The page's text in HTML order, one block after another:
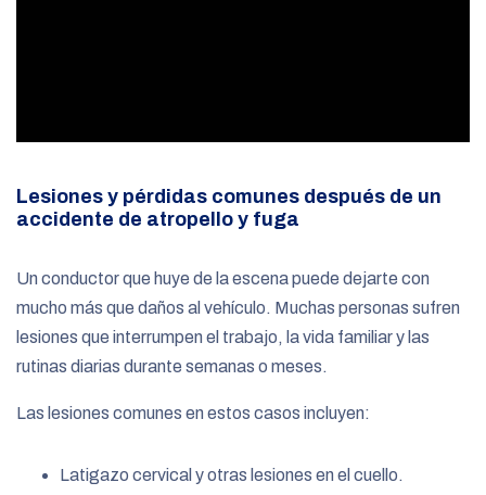
Lesiones y pérdidas comunes después de un
accidente de atropello y fuga
Un conductor que huye de la escena puede dejarte con
mucho más que daños al vehículo. Muchas personas sufren
lesiones que interrumpen el trabajo, la vida familiar y las
rutinas diarias durante semanas o meses.
Las lesiones comunes en estos casos incluyen:
Latigazo cervical y otras lesiones en el cuello.